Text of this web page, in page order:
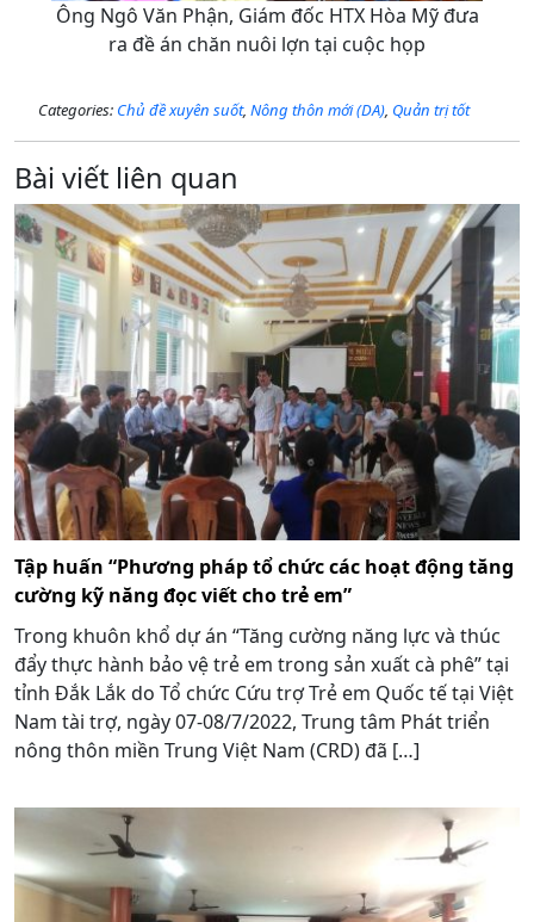
Ông Ngô Văn Phận, Giám đốc HTX Hòa Mỹ đưa
ra đề án chăn nuôi lợn tại cuộc họp
Categories: Chủ đề xuyên suốt, Nông thôn mới (DA), Quản trị tốt
Bài viết liên quan
Tập huấn “Phương pháp tổ chức các hoạt động tăng
cường kỹ năng đọc viết cho trẻ em”
Trong khuôn khổ dự án “Tăng cường năng lực và thúc
đẩy thực hành bảo vệ trẻ em trong sản xuất cà phê” tại
tỉnh Đắk Lắk do Tổ chức Cứu trợ Trẻ em Quốc tế tại Việt
Nam tài trợ, ngày 07-08/7/2022, Trung tâm Phát triển
nông thôn miền Trung Việt Nam (CRD) đã […]